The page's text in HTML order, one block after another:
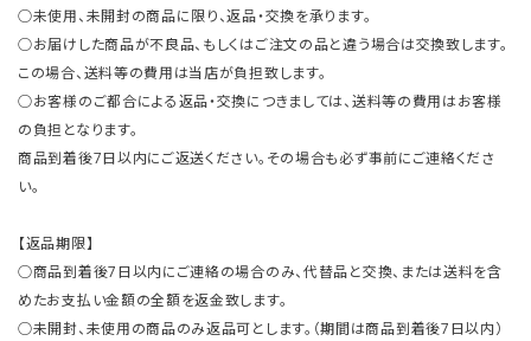
○未使用、未開封の商品に限り、返品・交換を承ります。
○お届けした商品が不良品、もしくはご注文の品と違う場合は交換致します。
この場合、送料等の費用は当店が負担致します。
○お客様のご都合による返品・交換につきましては、送料等の費用はお客様
の負担となります。
商品到着後7日以内にご返送ください。その場合も必ず事前にご連絡くださ
い。
【返品期限】
○商品到着後7日以内にご連絡の場合のみ、代替品と交換、または送料を含
めたお支払い金額の全額を返金致します。
○未開封、未使用の商品のみ返品可とします。（期間は商品到着後7日以内）